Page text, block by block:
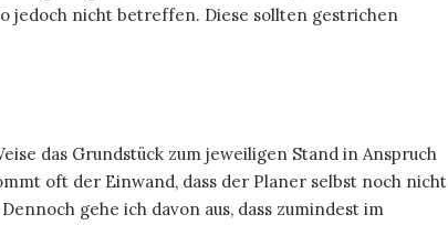
jedoch nicht betreffen. Diese sollten gestrichen
das Grundstück zum jeweiligen Stand in Anspruch
oft der Einwand, dass der Planer selbst noch nicht
gehe ich davon aus, dass zumindest im